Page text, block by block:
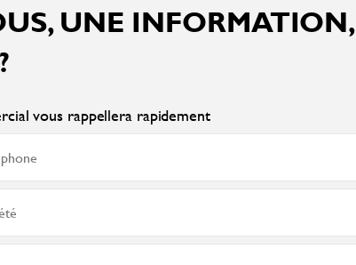
UNE INFORMATION,
vous rappellera rapidement